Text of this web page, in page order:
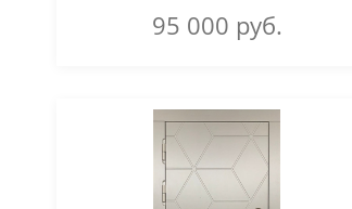
95 000 руб.